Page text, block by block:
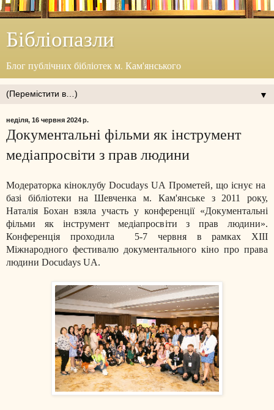
Бібліопазли
Блог публічних бібліотек м. Кам'янського
▼
неділя, 16 червня 2024 р.
Документальні фільми як інструмент
медіапросвіти з прав людини
Модераторка кіноклубуDocudays UA Прометей, що існує на
базі бібліотеки на Шевченка м. Кам'янське з 2011 року,
Наталія Бохан взяла участь у конференції «Документальні
фільми як інструмент медіапросвіти з прав людини».
Конференція проходила 5-7 червня в рамках XIII
Міжнародного фестивалю документального кіно про права
людини Docudays UA.